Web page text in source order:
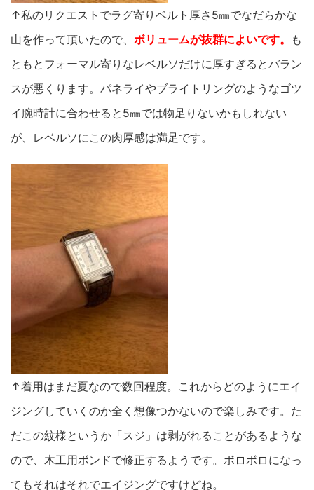
↑私のリクエストでラグ寄りベルト厚さ5㎜でなだらかな
山を作って頂いたので、 ボリュームが抜群によいです。
も
ともとフォーマル寄りなレベルソだけに厚すぎるとバラン
スが悪くります。パネライやブライトリングのようなゴツ
イ腕時計に合わせると5㎜では物足りないかもしれない
が、レベルソにこの肉厚感は満足です。
↑着用はまだ夏なので数回程度。これからどのようにエイ
ジングしていくのか全く想像つかないので楽しみです。た
だこの紋様というか「スジ」は剥がれることがあるような
ので、木工用ボンドで修正するようです。ボロボロになっ
てもそれはそれでエイジングですけどね。